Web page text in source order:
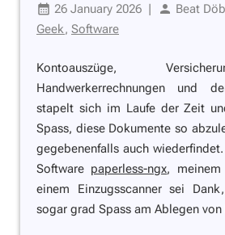
26 January 2026 | Beat
Geek, Software
Kontoauszüge,
Handwerkerrechnungen und
stapelt sich im Laufe der Zeit
Spass, diese Dokumente so
gegebenenfalls auch
Software paperless-ngx, meinem
einem Einzugsscanner sei
sogar grad Spass am Ablegen